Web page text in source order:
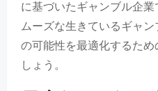
に基づいたギャンブル企
ムーズな生きているギャ
の可能性を最適化するた
しょう。